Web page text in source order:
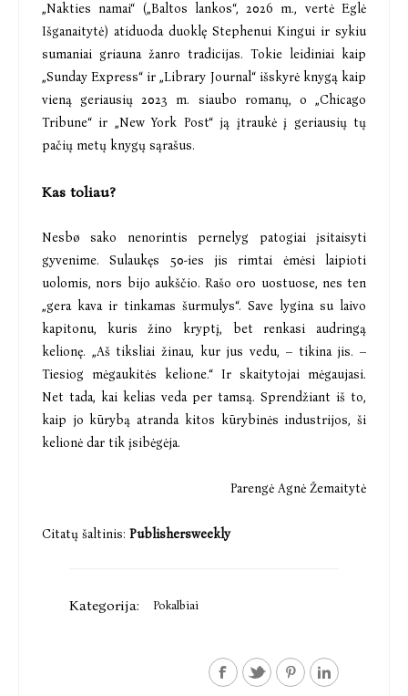
„Nakties namai“ („Baltos lankos“, 2026 m., vertė Eglė
Išganaitytė) atiduoda duoklę Stephenui Kingui ir sykiu
sumaniai griauna žanro tradicijas. Tokie leidiniai kaip
„Sunday Express“ ir „Library Journal“ išskyrė knygą kaip
vieną geriausių 2023 m. siaubo romanų, o „Chicago
Tribune“ ir „New York Post“ ją įtraukė į geriausių tų
pačių metų knygų sąrašus.
Kas toliau?
Nesbø sako nenorintis pernelyg patogiai įsitaisyti
gyvenime. Sulaukęs 50-ies jis rimtai ėmėsi laipioti
uolomis, nors bijo aukščio. Rašo oro uostuose, nes ten
„gera kava ir tinkamas šurmulys“. Save lygina su laivo
kapitonu, kuris žino kryptį, bet renkasi audringą
kelionę. „Aš tiksliai žinau, kur jus vedu, – tikina jis. –
Tiesiog mėgaukitės kelione.“ Ir skaitytojai mėgaujasi.
Net tada, kai kelias veda per tamsą. Sprendžiant iš to,
kaip jo kūrybą atranda kitos kūrybinės industrijos, ši
kelionė dar tik įsibėgėja.
Parengė Agnė Žemaitytė
Citatų šaltinis: Publishersweekly
Kategorija: Pokalbiai